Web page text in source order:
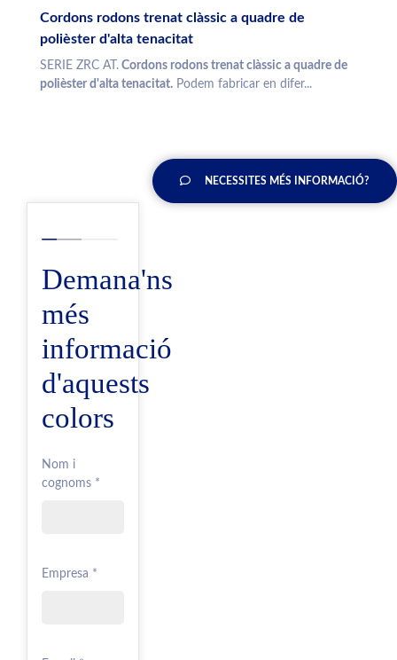
Cordons rodons trenat clàssic a quadre de
polièster d'alta tenacitat
SERIE ZRC AT. Cordons rodons trenat clàssic a quadre de
polièster d'alta tenacitat. Podem fabricar en difer...
NECESSITES MÉS INFORMACIÓ?
Demana'ns
més
informació
d'aquests
colors
Nom i
cognoms *
Empresa *